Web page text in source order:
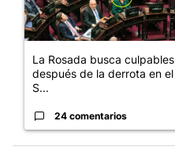
La Rosada busca culpables
después de la derrota en el
S...
24 comentarios